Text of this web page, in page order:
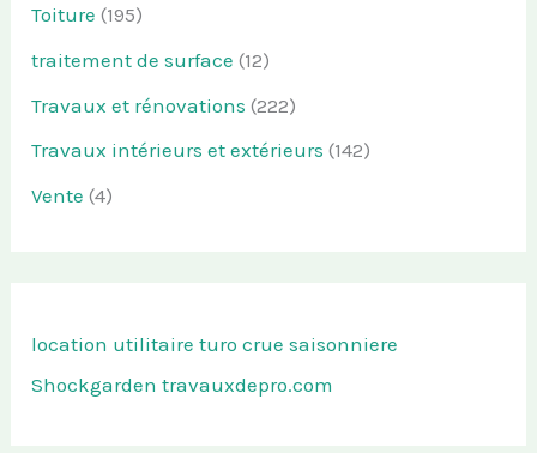
Toiture (195)
traitement de surface (12)
Travaux et rénovations (222)
Travaux intérieurs et extérieurs (142)
Vente (4)
location utilitaire turo crue saisonniere
Shockgarden travauxdepro.com